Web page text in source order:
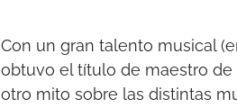
Con un gran talento musical
obtuvo el título de maestro
otro mito sobre las distintas